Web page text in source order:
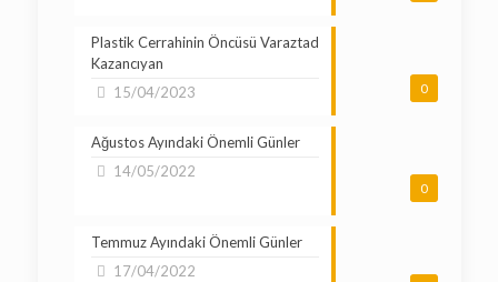
0
Plastik Cerrahinin Öncüsü Varaztad
Kazancıyan
15/04/2023
0
Ağustos Ayındaki Önemli Günler
14/05/2022
Temmuz Ayındaki Önemli Günler
17/04/2022